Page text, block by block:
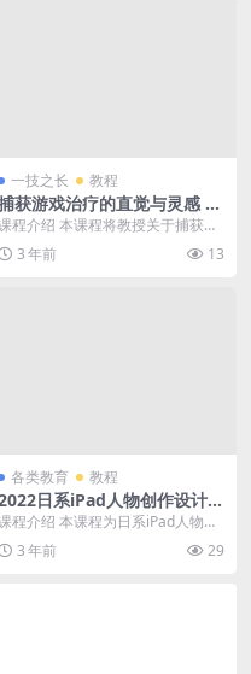
一技之长 教程
获游戏治疗的直觉与灵感 绿
程介绍 本课程将教授关于捕获游
戏的治疗方法，重点培养学员的直
和灵感。通过理论...
3 年前 13
各类教育 教程
日系iPad人物创作设计高
视频教程
程介绍 本课程为日系iPad人物创
作班,内容涵盖procreate软件运
、线...
3 年前 29